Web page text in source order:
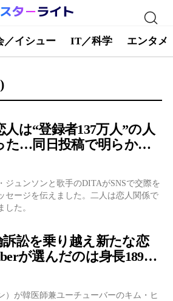
／イシュー IT／科学 エンタメ
は“登録者137万人”の人
た…同日投稿で明らかに
ジュンソンと歌手のDITAがSNSで交際を
セージを伝えました。二人は恋人関係で
した。
訟を乗り越え新たな恋
が選んだのは身長189cm
）が韓医師兼ユーチューバーのキム・ヒ